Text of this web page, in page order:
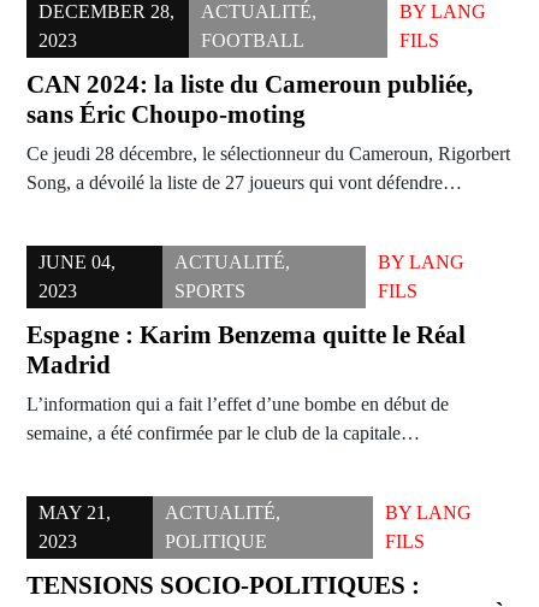
DECEMBER 28,
2023
ACTUALITÉ,
FOOTBALL
BY LANG
FILS
CAN 2024: la liste du Cameroun publiée,
sans Éric Choupo-moting
Ce jeudi 28 décembre, le sélectionneur du Cameroun, Rigorbert
Song, a dévoilé la liste de 27 joueurs qui vont défendre…
JUNE 04,
2023
ACTUALITÉ,
SPORTS
BYLANG
FILS
Espagne : Karim Benzema quitte le Réal
Madrid
L’information qui a fait l’effet d’une bombe en début de
semaine, a été confirmée par le club de la capitale…
MAY 21,
2023
ACTUALITÉ,
POLITIQUE
BY LANG
FILS
TENSIONS SOCIO-POLITIQUES :